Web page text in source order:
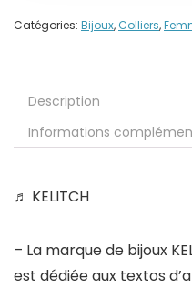
Catégories: Bijoux, Colliers,
Description
Informations
♬ KELITCH
– La marque de bijoux
est dédiée aux textos